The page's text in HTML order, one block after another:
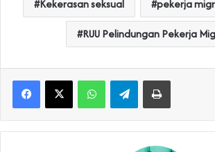
Kekerasan seksual pekerja
RUU Pelindungan Pekerja
WhatsAppTelegramPrint